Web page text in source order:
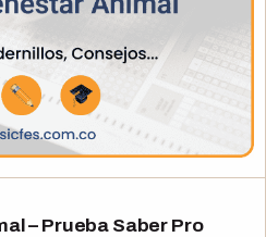
– Prueba Saber Pro